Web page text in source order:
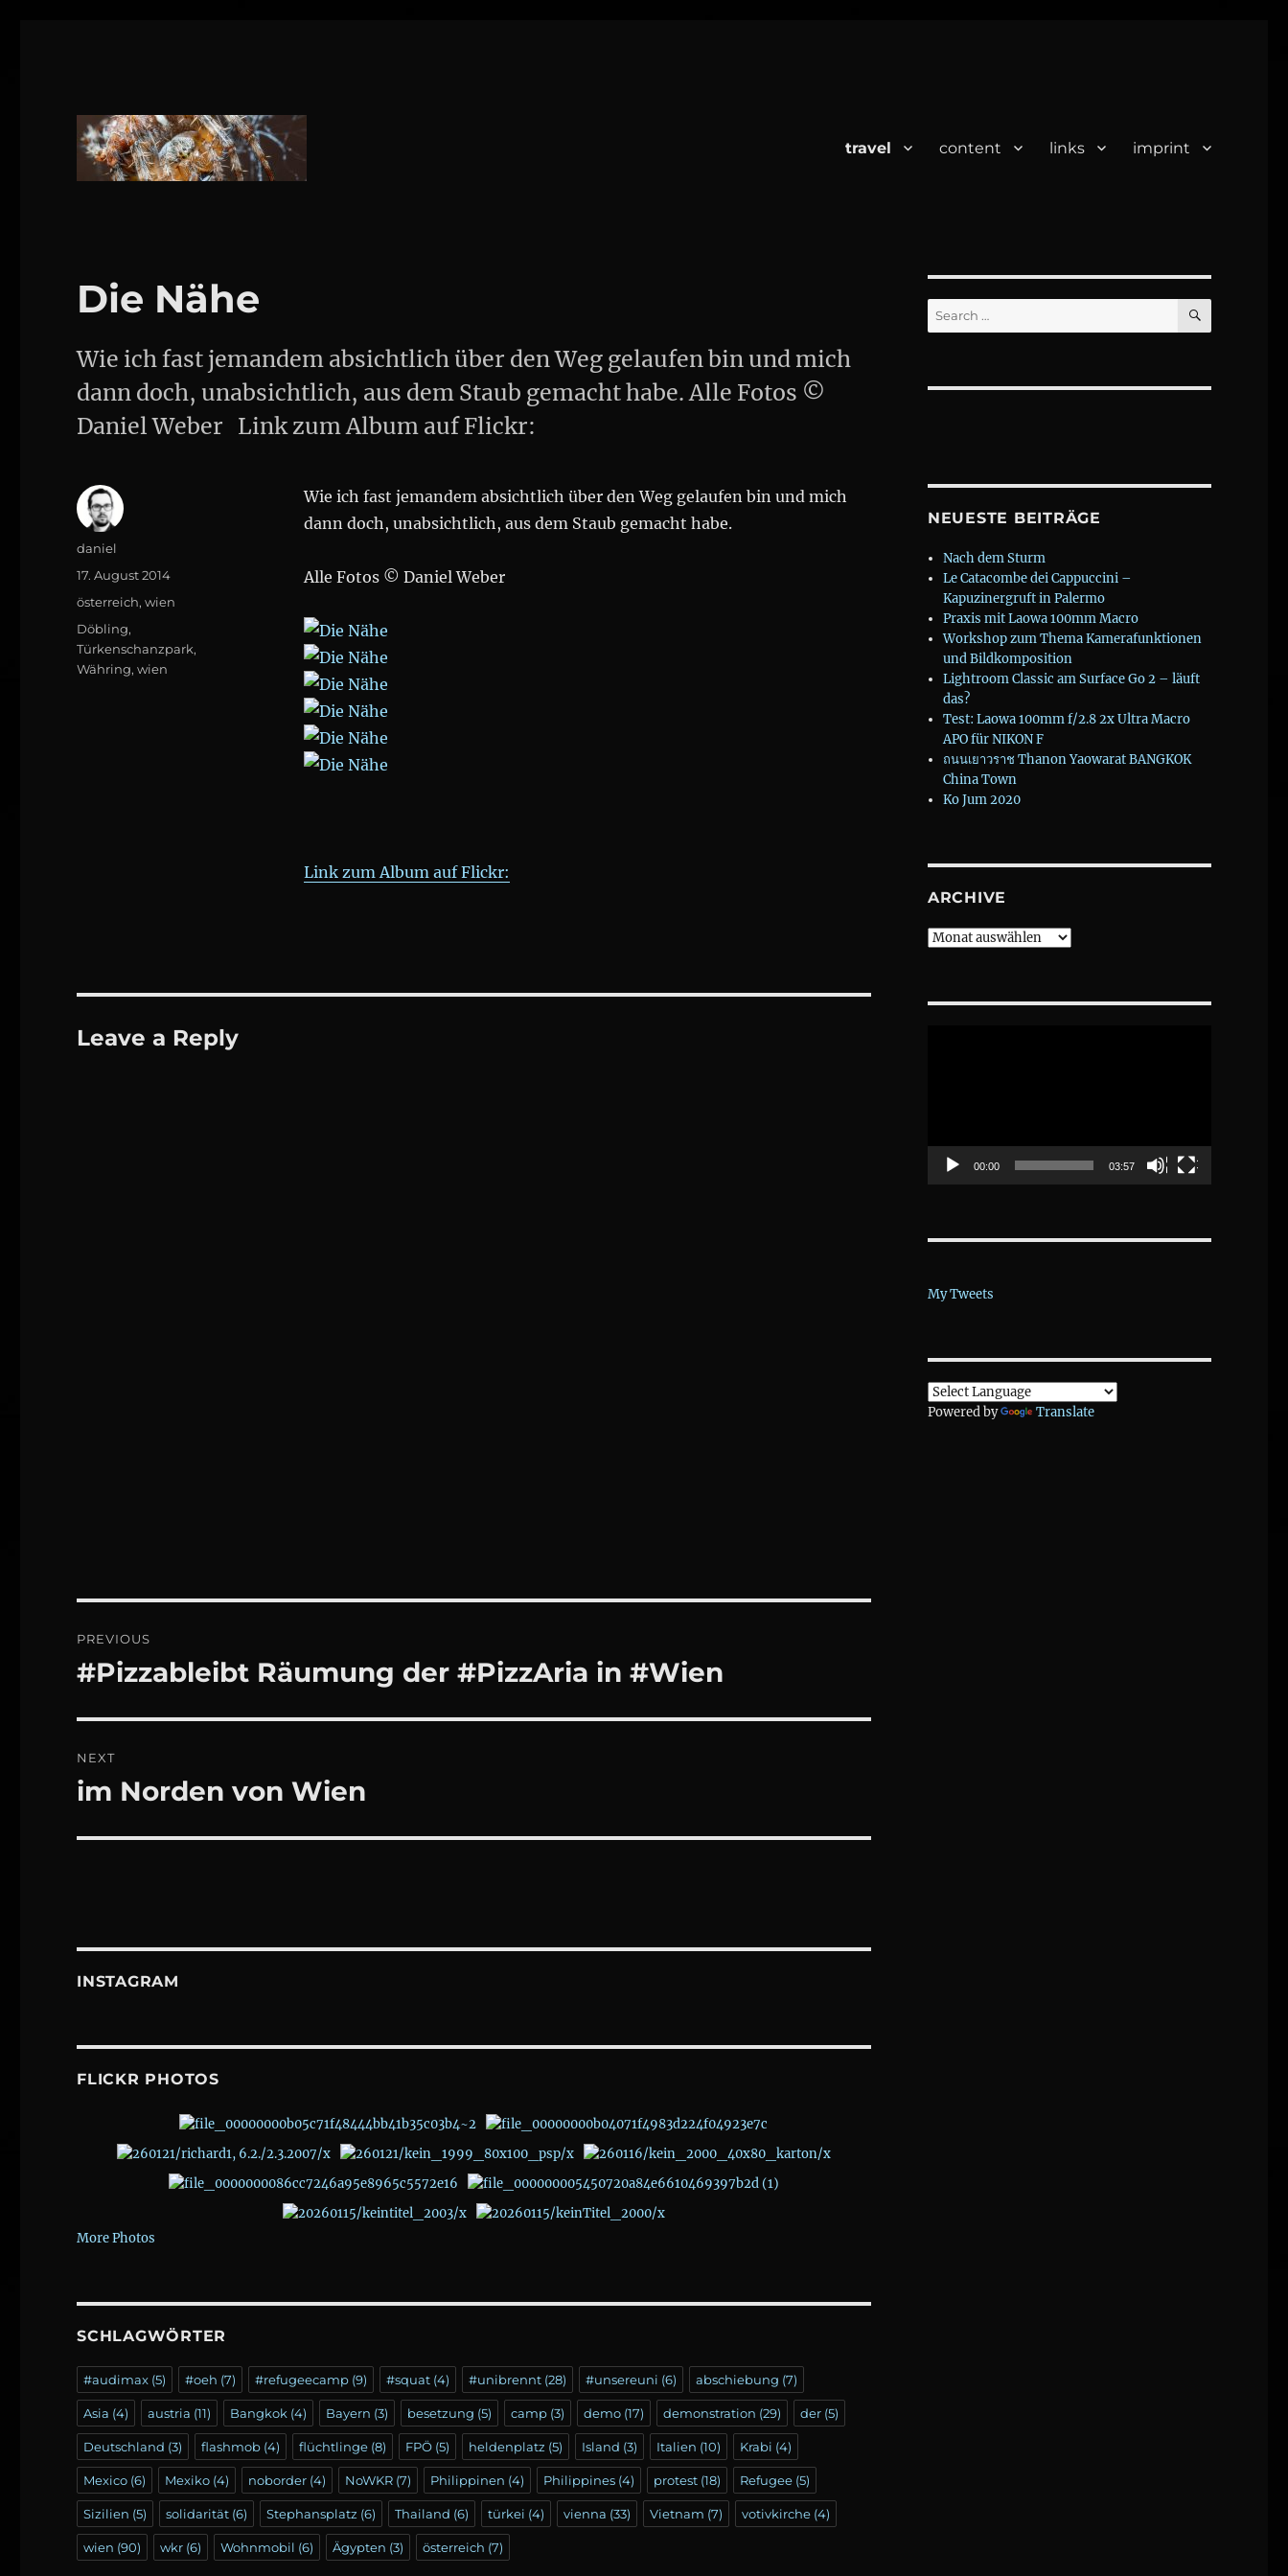
travel content links imprint
Die Nähe
Wie ich fast jemandem absichtlich über den Weg gelaufen bin und mich
dann doch, unabsichtlich, aus dem Staub gemacht habe. Alle Fotos ©
Daniel Weber Link zum Album auf Flickr:
Wie ich fast jemandem absichtlich über den Weg gelaufen bin und mich
dann doch, unabsichtlich, aus dem Staub gemacht habe.
Alle Fotos © Daniel Weber
Link zum Album auf Flickr:
Author
daniel
Posted
on
17. August 2014
Categories
österreich,wien
Tags
Döbling,
Türkenschanzpark,
Währing,wien
Leave a Reply
Navigation
PREVIOUS
Previous
#Pizzableibt Räumung der #PizzAria in #Wien
NEXT
Next
im Norden von Wien
INSTAGRAM
FLICKR PHOTOS
More Photos
SCHLAGWÖRTER
#audimax (5) #oeh (7) #refugeecamp (9) #squat (4) #unibrennt (28) #unsereuni (6) abschiebung (7)
Asia (4) austria (11) Bangkok (4) Bayern (3) besetzung (5) camp (3) demo (17) demonstration (29) der (5)
Deutschland (3) flashmob (4) flüchtlinge (8) FPÖ (5) heldenplatz (5) Island (3) Italien (10) Krabi (4)
Mexico (6) Mexiko (4) noborder (4) NoWKR (7) Philippinen (4) Philippines (4) protest (18) Refugee (5)
Sizilien (5) solidarität (6) Stephansplatz (6) Thailand (6) türkei (4) vienna (33) Vietnam (7) votivkirche (4)
wien (90) wkr (6) Wohnmobil (6) Ägypten (3) österreich (7)
Search
for:
SEARCH
NEUESTE BEITRÄGE
Nach dem Sturm
Le Catacombe dei Cappuccini –
Kapuzinergruft in Palermo
Praxis mit Laowa 100mm Macro
Workshop zum Thema Kamerafunktionen
und Bildkomposition
Lightroom Classic am Surface Go 2 – läuft
das?
Test: Laowa 100mm f/2.8 2x Ultra Macro
APO für NIKON F
ถนนเยาวราช Thanon Yaowarat BANGKOK
China Town
Ko Jum 2020
ARCHIVE
Archive
00:00 03:57
My Tweets
Powered by Translate